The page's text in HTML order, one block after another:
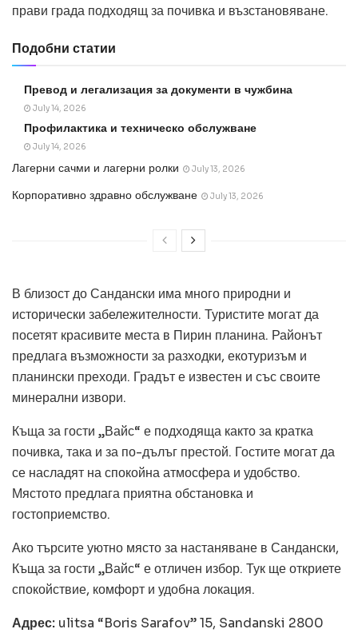
прави града подходящ за почивка и възстановяване.
Подобни статии
Превод и легализация за документи в чужбина
July 14, 2026
Профилактика и техническо обслужване
July 14, 2026
Лагерни сачми и лагерни ролки July 13, 2026
Корпоративно здравно обслужване July 13, 2026
В близост до Сандански има много природни и
исторически забележителности. Туристите могат да
посетят красивите места в Пирин планина. Районът
предлага възможности за разходки, екотуризъм и
планински преходи. Градът е известен и със своите
минерални извори.
Къща за гости „Вайс“ е подходяща както за кратка
почивка, така и за по-дълъг престой. Гостите могат да
се насладят на спокойна атмосфера и удобство.
Мястото предлага приятна обстановка и
гостоприемство.
Ако търсите уютно място за настаняване в Сандански,
Къща за гости „Вайс“ е отличен избор. Тук ще откриете
спокойствие, комфорт и удобна локация.
Адрес: ulitsa “Boris Sarafov” 15, Sandanski 2800